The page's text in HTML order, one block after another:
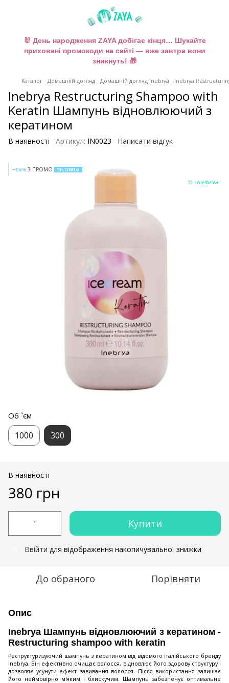
🐰 День народження ZAYA добігає кінця… Шукайте
приховані промокоди на сайті — вже завтра вони
зникнуть! 🎁
Каталог Домашній догляд Домашній догляд Inebrya Inebrya
Inebrya Restructuring Shampoo with
Keratin Шампунь відновлюючий з
кератином
В наявності Артикул: IN0023 Написати відгук
−15% З ПРОМО GLOW15
Об `єм
1000 300
В наявності
380 грн
Купити
Ввійти для відображення накопичувальної знижки
До обраного Порівняти
Опис
Inebrya Шампунь відновлюючий з кератином -
Restructuring shampoo with keratin
Реструктуризуючий шампунь з кератином від відомого італійського бренду
Inebrya. Він ефективно очищає волосся, відновлює його здорову структуру і
дозволяє усунути ефект завивання волосся. Після використання залишає
його неймовірно м'яким і блискучим. Шампунь забезпечує оптимальне